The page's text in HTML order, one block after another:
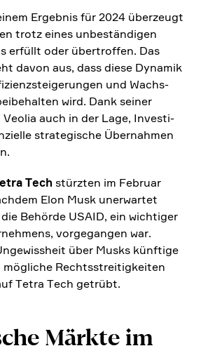
Ergebnis für 2024 überzeugt
trotz eines unbestän­digen
erfüllt oder übertroffen. Das
davon aus, dass diese Dynamik
und Wachs­
wird. Dank seiner
Veolia auch in der Lage, Investi­
strate­gi­sche Übernahmen
Tech stürzten im Februar
Elon Musk unerwartet
Behörde USAID, ein wichtiger
vorge­gangen war.
über Musks künftige
mögliche Rechts­strei­tig­keiten
Tetra Tech getrübt.
Märkte im